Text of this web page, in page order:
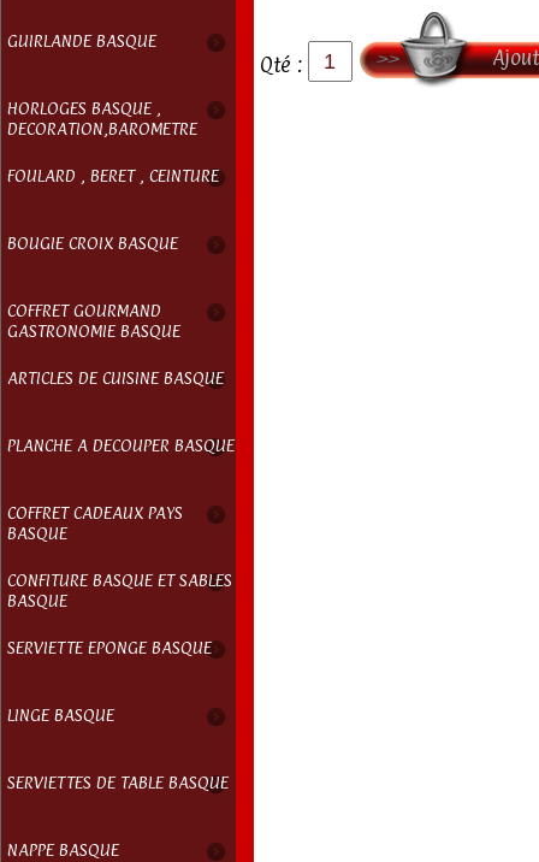
GUIRLANDE BASQUE
HORLOGES BASQUE ,
DECORATION,BAROMETRE
FOULARD , BERET , CEINTURE
BOUGIE CROIX BASQUE
COFFRET GOURMAND
GASTRONOMIE BASQUE
ARTICLES DE CUISINE BASQUE
PLANCHE A DECOUPER BASQUE
COFFRET CADEAUX PAYS
BASQUE
CONFITURE BASQUE ET SABLES
BASQUE
SERVIETTE EPONGE BASQUE
LINGE BASQUE
SERVIETTES DE TABLE BASQUE
NAPPE BASQUE
Qté :